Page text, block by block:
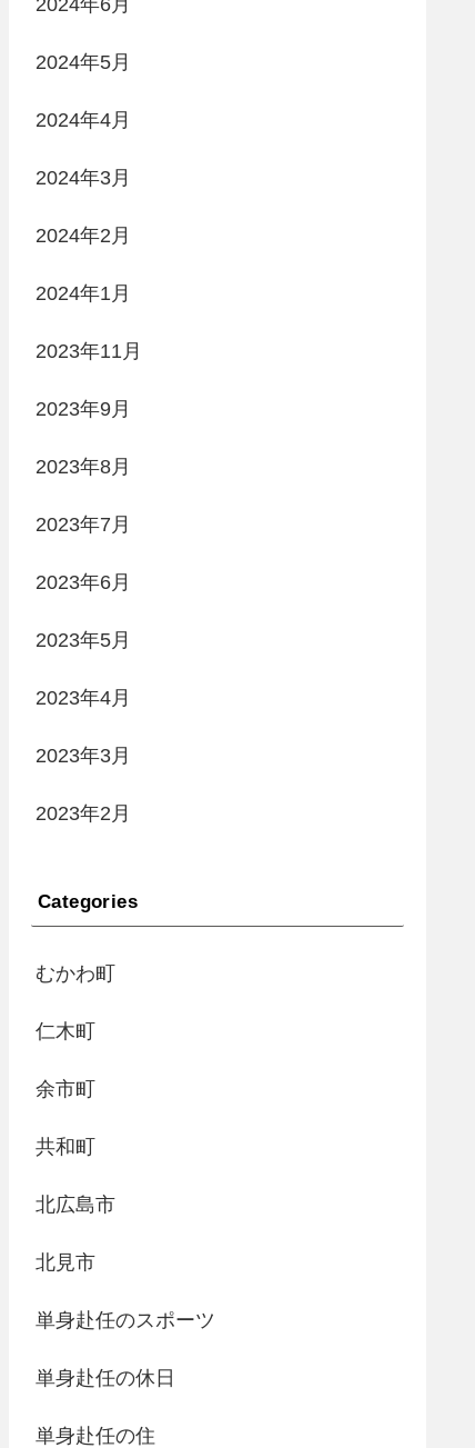
2024年6月
2024年5月
2024年4月
2024年3月
2024年2月
2024年1月
2023年11月
2023年9月
2023年8月
2023年7月
2023年6月
2023年5月
2023年4月
2023年3月
2023年2月
Categories
むかわ町
仁木町
余市町
共和町
北広島市
北見市
単身赴任のスポーツ
単身赴任の休日
単身赴任の住